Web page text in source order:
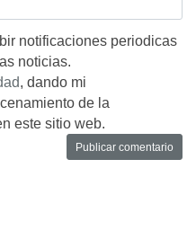
notificaciones periodicas
noticias.
, dando mi
de la
este sitio web.